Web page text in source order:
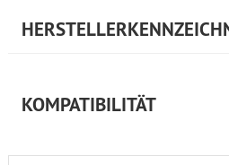
KOMPATIBILITÄT